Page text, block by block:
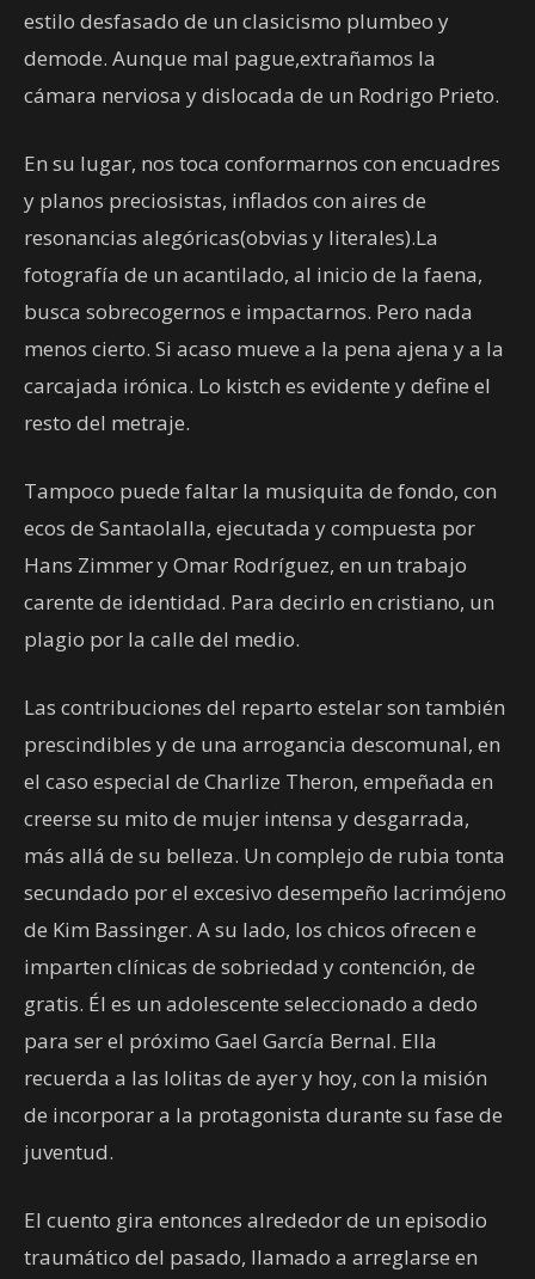
estilo desfasado de un clasicismo plumbeo y
demode. Aunque mal pague,extrañamos la
cámara nerviosa y dislocada de un Rodrigo Prieto.
En su lugar, nos toca conformarnos con encuadres
y planos preciosistas, inflados con aires de
resonancias alegóricas(obvias y literales).La
fotografía de un acantilado, al inicio de la faena,
busca sobrecogernos e impactarnos. Pero nada
menos cierto. Si acaso mueve a la pena ajena y a la
carcajada irónica. Lo kistch es evidente y define el
resto del metraje.
Tampoco puede faltar la musiquita de fondo, con
ecos de Santaolalla, ejecutada y compuesta por
Hans Zimmer y Omar Rodríguez, en un trabajo
carente de identidad. Para decirlo en cristiano, un
plagio por la calle del medio.
Las contribuciones del reparto estelar son también
prescindibles y de una arrogancia descomunal, en
el caso especial de Charlize Theron, empeñada en
creerse su mito de mujer intensa y desgarrada,
más allá de su belleza. Un complejo de rubia tonta
secundado por el excesivo desempeño lacrimójeno
de Kim Bassinger. A su lado, los chicos ofrecen e
imparten clínicas de sobriedad y contención, de
gratis. Él es un adolescente seleccionado a dedo
para ser el próximo Gael García Bernal. Ella
recuerda a las lolitas de ayer y hoy, con la misión
de incorporar a la protagonista durante su fase de
juventud.
El cuento gira entonces alrededor de un episodio
traumático del pasado, llamado a arreglarse en